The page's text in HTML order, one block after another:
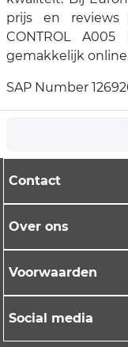
prijs en reviews
CONTROL
gemakkelijk
SAP Number
Contact
Over ons
Voorwaarden
Social media